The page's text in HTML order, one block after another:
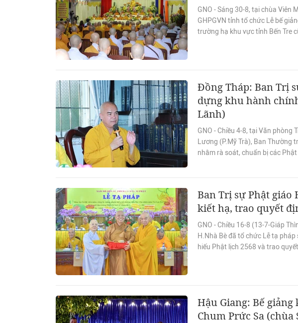
GNO - Sáng 30-8, tại chùa Viên
GHPGVN tỉnh tổ chức Lễ bế
trường hạ khu vực tỉnh Bến Tre
Đồng Tháp: Ban Trị
dựng khu hành
Lãnh)
GNO - Chiều 4-8, tại Văn phòng
Lương (P.Mỹ Trà), Ban Thường
nhằm rà soát, chuẩn bị các
Ban Trị sự Phật giáo
kiết hạ, trao quyết
GNO - Chiều 16-8 (13-7-Giáp
H.Nhà Bè đã tổ chức Lễ tạ
hiếu Phật lịch 2568 và trao
Hậu Giang: Bế
Chum Prức Sa (chùa